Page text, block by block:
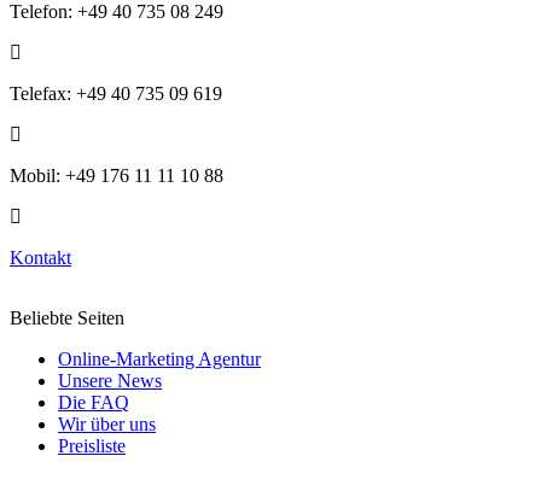
Telefon: +49 40 735 08 249
Telefax: +49 40 735 09 619
Mobil: +49 176 11 11 10 88
Kontakt
Beliebte Seiten
Online-Marketing Agentur
Unsere News
Die FAQ
Wir über uns
Preisliste